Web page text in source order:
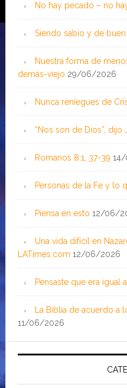
No hay pecado – no
Siendo sabio y de
Nuestra forma de
demás-viejo 29/06/2026
Nunca reniegues de
“Nos son de Dios”, dijo
Romanos 8:1, 37-39
Personas de la Fe y lo
Piensa en esto 12/06/
Una vida difícil en
LATimes.com 12/06/2026
Pensaste que era igual
La Biblia de acuerdo a
11/06/2026